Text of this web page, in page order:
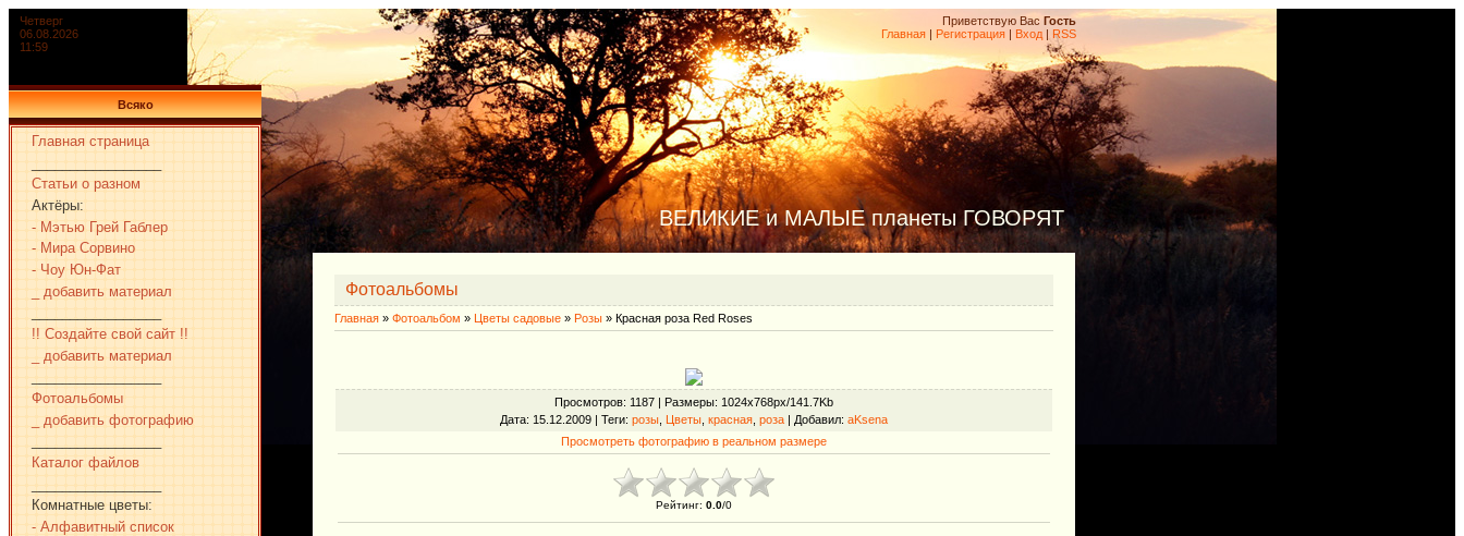
Четверг
06.08.2026
11:59
Приветствую Вас Гость
Главная | Регистрация | Вход | RSS
Всяко
Главная страница
Статьи о разном
Актёры:
- Мэтью Грей Габлер
- Мира Сорвино
- Чоу Юн-Фат
_ добавить материал
!! Создайте свой сайт !!
_ добавить материал
Фотоальбомы
_ добавить фотографию
Каталог файлов
Комнатные цветы:
- Алфавитный список
ВЕЛИКИЕ и МАЛЫЕ планеты ГОВОРЯТ
Фотоальбомы
Главная » Фотоальбом » Цветы садовые » Розы » Красная роза Red Roses
Просмотров: 1187 | Размеры: 1024x768px/141.7Kb
Дата: 15.12.2009 | Теги: розы Цветы красная роза | Добавил: aKsena
Просмотреть фотографию в реальном размере
Рейтинг: 0.0/0